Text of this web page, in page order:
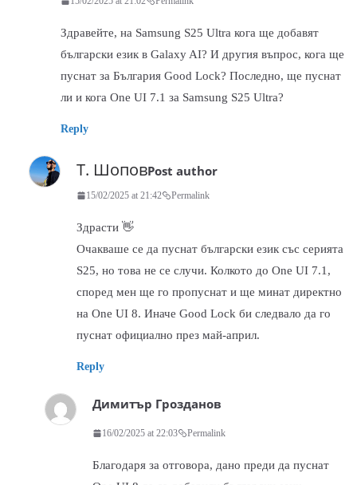
Здравейте, на Samsung S25 Ultra кога ще добавят
български език в Galaxy AI? И другия въпрос, кога ще
пуснат за България Good Lock? Последно, ще пуснат
ли и кога One UI 7.1 за Samsung S25 Ultra?
Reply
Т. ШоповPost author
15/02/2025 at 21:42 Permalink
Здрасти 👋
Очакваше се да пуснат български език със серията
S25, но това не се случи. Колкото до One UI 7.1,
според мен ще го пропуснат и ще минат директно
на One UI 8. Иначе Good Lock би следвало да го
пуснат официално през май-април.
Reply
Димитър Грозданов
16/02/2025 at 22:03 Permalink
Благодаря за отговора, дано преди да пуснат